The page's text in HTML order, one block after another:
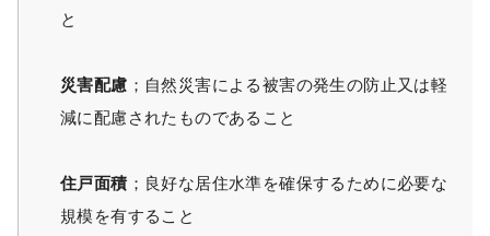
と
災害配慮 ；自然災害による被害の発生の防止又は軽
減に配慮されたものであること
住戸面積；良好な居住水準を確保するために必要な
規模を有すること